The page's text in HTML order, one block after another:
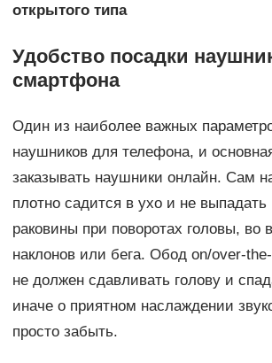
открытого типа
Удобство посадки
смартфона
Один из наиболее важных
наушников для телефона, и
заказывать наушники онлайн. Сам
плотно садится в ухо и не
раковины при поворотах головы, во
наклонов или бега. Обод on/over-
не должен сдавливать голову и
иначе о приятном наслаждении
просто забыть.